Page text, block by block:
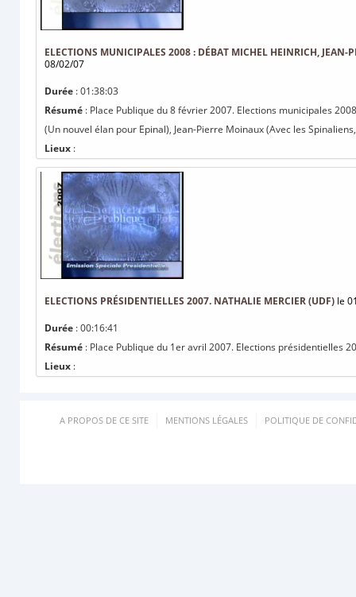
ELECTIONS MUNICIPALES 2008 : DÉBAT MICHEL HEINRICH,
08/02/07
Durée : 01:38:03
Résumé : Place Publique du 8 février 2007. Elections municipales
(Un nouvel élan pour Epinal), Jean-Pierre Moinaux (Avec les
Lieux :
ELECTIONS PRÉSIDENTIELLES 2007. NATHALIE MERCIER (UDF) le
Durée : 00:16:41
Résumé : Place Publique du 1er avril 2007. Elections présidentielles
Lieux :
A PROPOS DE CE SITE MENTIONS LÉGALES POLITIQUE DE